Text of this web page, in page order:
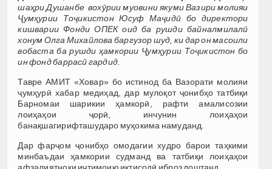
шаҳри Душанбе вохӯрии муовини якуми Вазири молияи
Ҷумҳурии Тоҷикистон Юсуф Маҷидӣ бо директори
кишварии Фонди ОПЕК оид ба рушди байналмилалӣ
хонум Олга Михайлова баргузор шуд, ки дар он масоили
вобаста ба рушди ҳамкории Ҷумҳурии Тоҷикистон бо
ин фонд баррасӣ гардид.
Тавре АМИТ «Ховар» бо истинод ба Вазорати молияи
ҷумҳурӣ хабар медиҳад, дар мулоқот ҷонибҳо татбиқи
Барномаи шарикии ҳамкорӣ, рафти амалисозии
лоиҳаҳои ҷорӣ, инчунин лоиҳаҳои
банақшагирифташударо муҳокима намуданд.
Дар фарҷом ҷонибҳо омодагии худро барои таҳкими
минбаъдаи ҳамкории судманд ва татбиқи лоиҳаҳои